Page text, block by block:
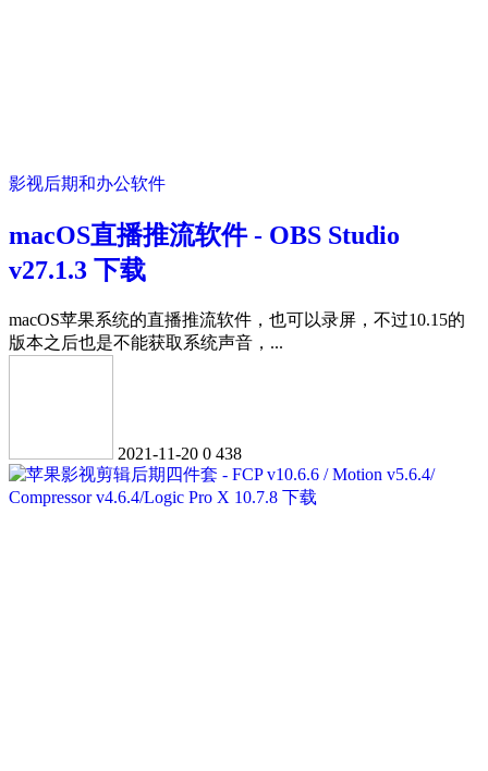
影视后期和办公软件
macOS直播推流软件 - OBS Studio
v27.1.3 下载
macOS苹果系统的直播推流软件，也可以录屏，不过10.15的
版本之后也是不能获取系统声音，...
2021-11-20 0 438